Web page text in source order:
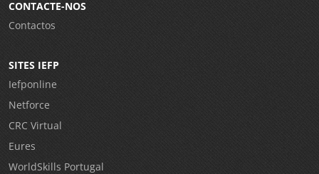
CONTACTE-NOS
Contactos
SITES IEFP
Iefponline
Netforce
CRC Virtual
Eures
WorldSkills Portugal